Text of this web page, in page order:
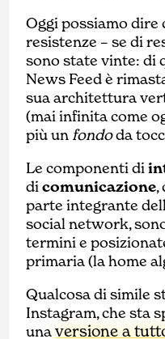
Oggi possiamo dire
resistenze – se di
sono state vinte: di
News Feed è
sua architettura
(mai infinita come
più un fondoda
Le componenti di
dicomunicazione,
parte integrante
social network,
termini e
primaria (la home
Qualcosa di simile
Instagram, che sta
unaversione a